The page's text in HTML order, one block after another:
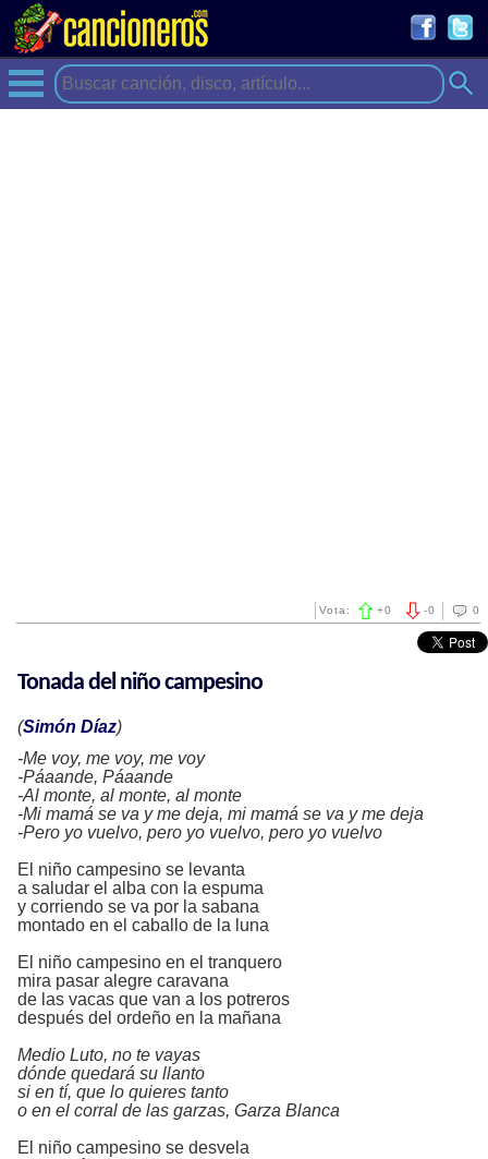
0
-0
Vota: +0
Tonada del niño campesino
(Simón Díaz)
-Me voy, me voy, me voy
-Páaande, Páaande
-Al monte, al monte, al monte
-Mi mamá se va y me deja, mi mamá se va y me deja
-Pero yo vuelvo, pero yo vuelvo, pero yo vuelvo
El niño campesino se levanta
a saludar el alba con la espuma
y corriendo se va por la sabana
montado en el caballo de la luna
El niño campesino en el tranquero
mira pasar alegre caravana
de las vacas que van a los potreros
después del ordeño en la mañana
Medio Luto, no te vayas
dónde quedará su llanto
si en tí, que lo quieres tanto
o en el corral de las garzas, Garza Blanca
El niño campesino se desvela